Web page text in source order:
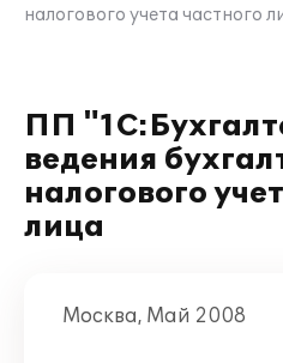
налогового учета частного
ПП
ведения
налогового
лица
Москва, Май 2008